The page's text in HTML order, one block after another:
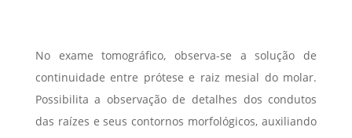
No exame tomográfico, observa-se a solução de
continuidade entre prótese e raiz mesial do molar.
Possibilita a observação de detalhes dos condutos
das raízes e seus contornos morfológicos, auxiliando